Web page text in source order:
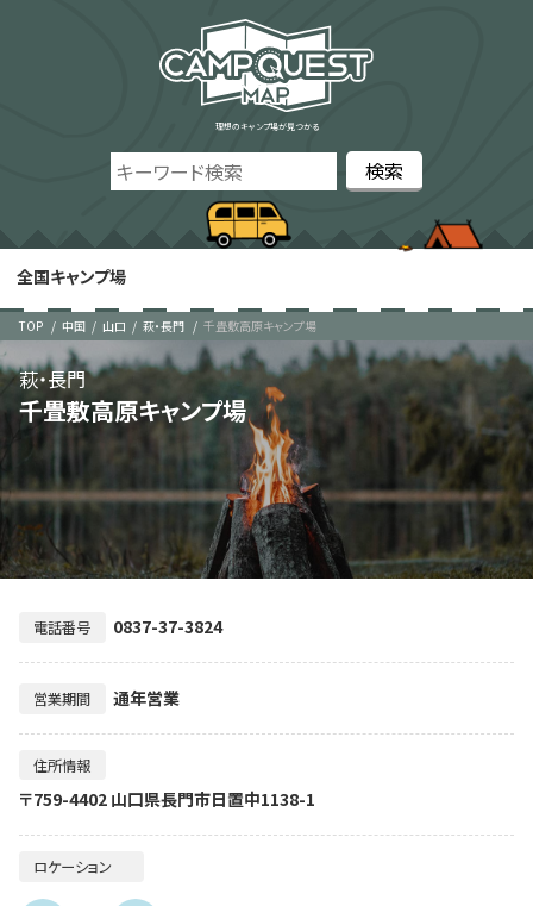
理想のキャンプ場が見つかる
全国キャンプ場
TOP 中国 山口 萩・長門 千畳敷高原キャンプ場
千畳敷高原キャンプ場
萩・長門
電話番号 0837-37-3824
営業期間 通年営業
住所情報
〒759-4402 山口県長門市日置中1138-1
ロケーション